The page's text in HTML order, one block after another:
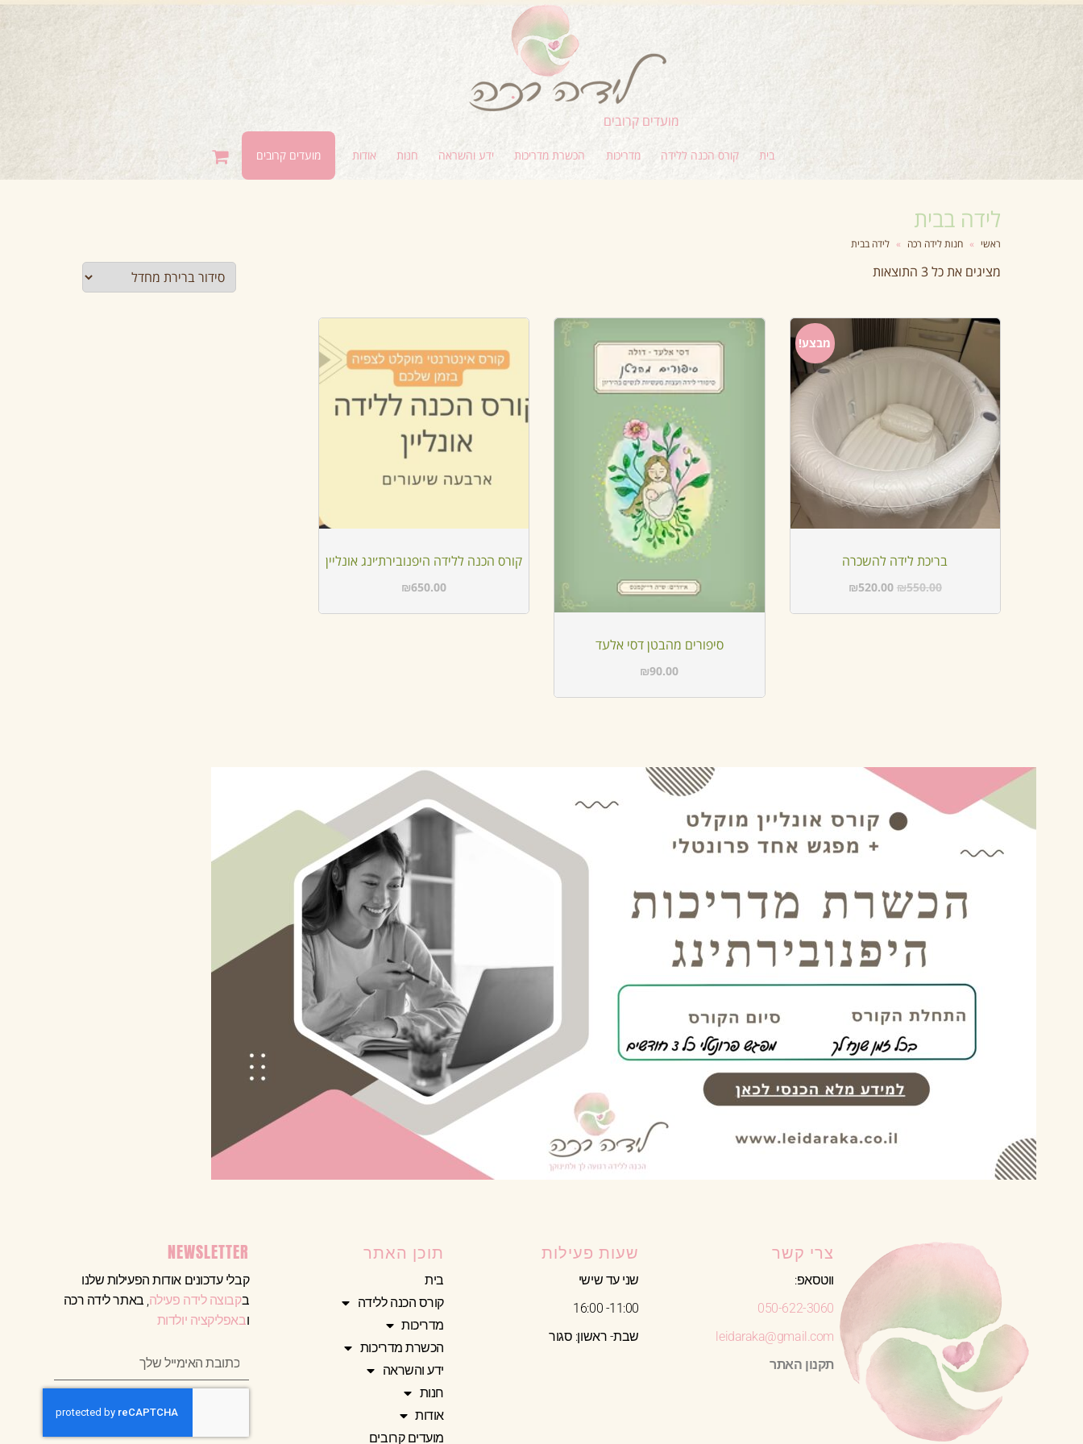
מועדים קרובים
בית קורס הכנה ללידה מדריכות הכשרת מדריכות ידע והשראה חנות אודות מועדים קרובים
לידה בבית
ראשי » חנות לידה רכה » לידה בבית
מציגים את כל ⁦3⁩ התוצאות
מבצע!
בריכת לידה להשכרה
₪550.00
₪520.00
סיפורים מהבטן דסי אלעד
₪90.00
קורס הכנה ללידה היפנובירת׳ינג אונליין
₪650.00
צרי קשר
ווטסאפ:
050-622-3060
leidaraka@gmail.com
תקנון האתר
שעות פעילות
שני עד שישי
11:00- 16:00
שבת- ראשון: סגור
תוכן האתר
בית
קורס הכנה ללידה
מדריכות
הכשרת מדריכות
ידע והשראה
חנות
אודות
מועדים קרובים
NEWSLETTER
קבלי עדכונים אודות הפעילות שלנו
בקבוצה לידה פעילה, באתר לידה רכה
ובאפליקציה יולדות